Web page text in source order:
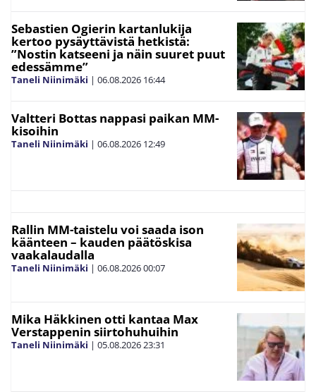
Sebastien Ogierin kartanlukija
kertoo pysäyttävistä hetkistä:
”Nostin katseeni ja näin suuret puut
edessämme”
Taneli Niinimäki | 06.08.2026 16:44
Valtteri Bottas nappasi paikan MM-
kisoihin
Taneli Niinimäki | 06.08.2026 12:49
Rallin MM-taistelu voi saada ison
käänteen – kauden päätöskisa
vaakalaudalla
Taneli Niinimäki | 06.08.202600:07
Mika Häkkinen otti kantaa Max
Verstappenin siirtohuhuihin
Taneli Niinimäki | 05.08.202623:31